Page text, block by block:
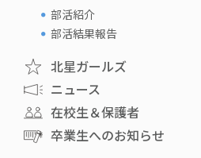
部活紹介
部活結果報告
北星ガールズ
ニュース
在校生＆保護者
卒業生へのお知らせ